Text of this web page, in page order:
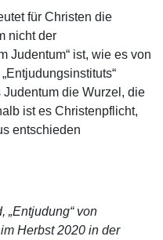
für Christen die
nicht der
Judentum“ ist, wie es von
die Wurzel, die
ist es Christenpflicht,
entschieden
„Entjudung“ von
Herbst 2020 in der